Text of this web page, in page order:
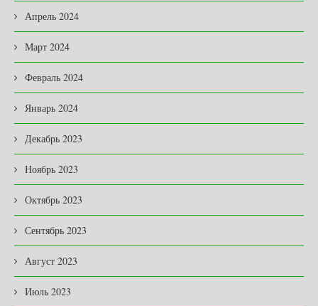
Апрель 2024
Март 2024
Февраль 2024
Январь 2024
Декабрь 2023
Ноябрь 2023
Октябрь 2023
Сентябрь 2023
Август 2023
Июль 2023